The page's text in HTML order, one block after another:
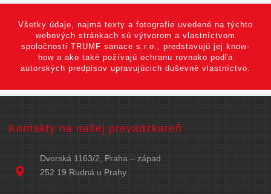
Všetky údaje, najmä texty a fotografie uvedené na týchto
webových stránkach sú výtvorom a vlastníctvom
spoločnosti TRUMF sanace s.r.o., predstavujú jej know-
how a ako také požívajú ochranu rovnako podľa
autorských predpisov upravujúcich duševné vlastníctvo.
Kontakty na našej prevádzkareň
Dvorská 1163/2, Praha – západ
252 19 Rudná u Prahy